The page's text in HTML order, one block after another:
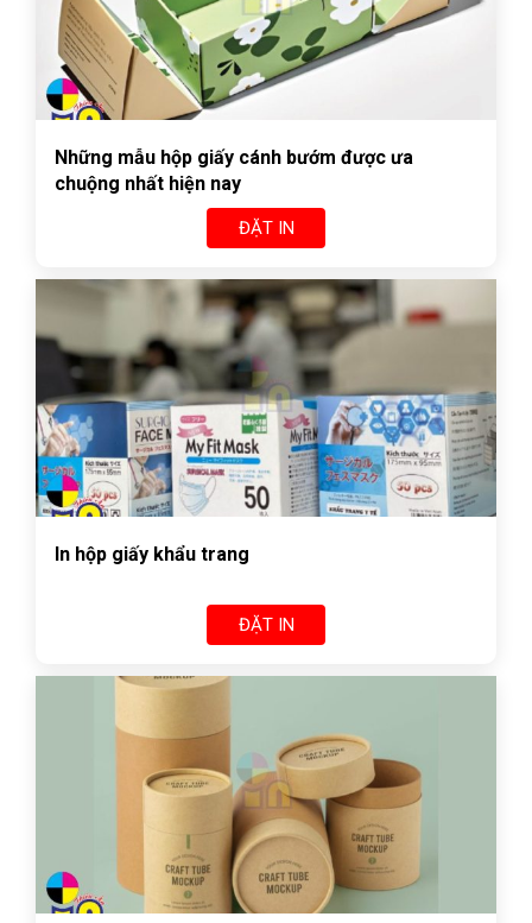
Những mẫu hộp giấy cánh bướm được ưa
chuộng nhất hiện nay
ĐẶT IN
In hộp giấy khẩu trang
ĐẶT IN